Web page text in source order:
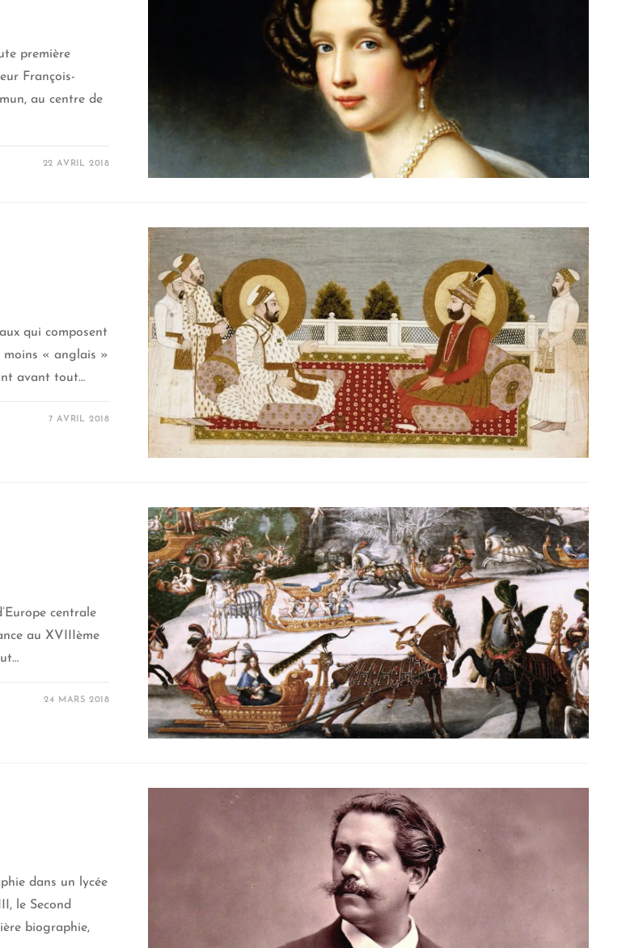
première
François-
au centre de
22 AVRIL 2018
qui composent
moins « anglais »
avant tout…
7 AVRIL 2018
centrale
au XVIIIème
24 MARS 2018
dans un lycée
le Second
biographie,